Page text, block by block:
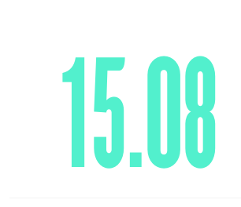
15.08